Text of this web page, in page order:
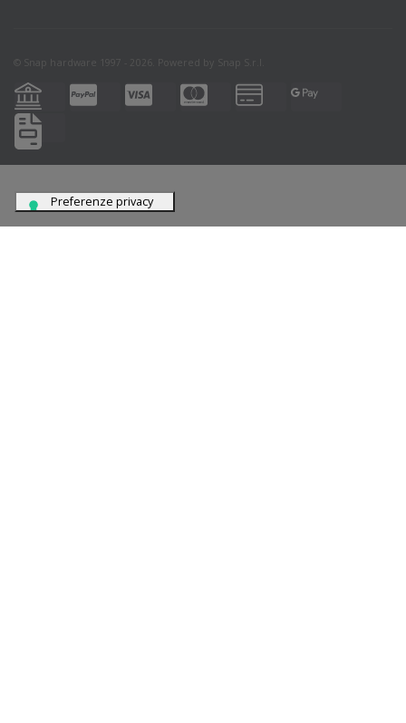
© Snap hardware 1997 - 2026. Powered by Snap S.r.l.